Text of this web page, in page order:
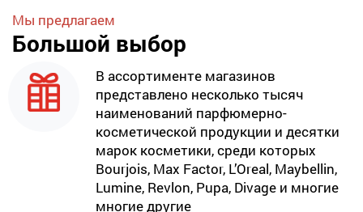
Мы предлагаем
Большой выбор
В ассортименте магазинов
представлено несколько тысяч
наименований парфюмерно-
косметической продукции и десятки
марок косметики, среди которых
Bourjois, Max Factor, L’Oreal, Maybellin,
Lumine, Revlon, Pupa, Divage и многие
многие другие